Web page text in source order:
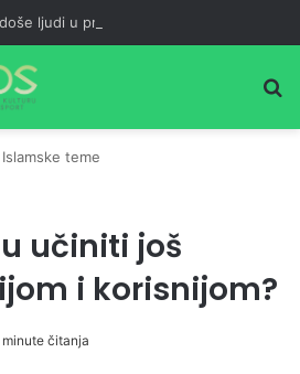
Islamske teme
učiniti još
i korisnijom?
minute čitanja